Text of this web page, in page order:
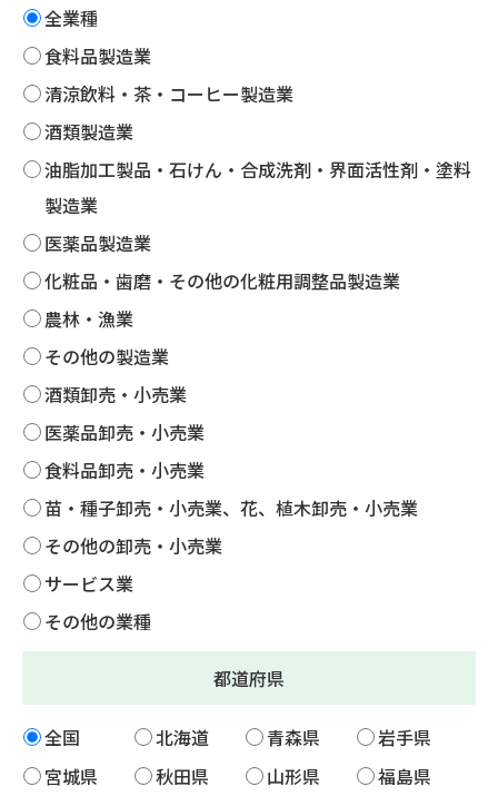
全業種
食料品製造業
清涼飲料・茶・コーヒー製造業
酒類製造業
油脂加工製品・石けん・合成洗剤・界面活性剤・塗料
製造業
医薬品製造業
化粧品・歯磨・その他の化粧用調整品製造業
農林・漁業
その他の製造業
酒類卸売・小売業
医薬品卸売・小売業
食料品卸売・小売業
苗・種子卸売・小売業、花、植木卸売・小売業
その他の卸売・小売業
サービス業
その他の業種
都道府県
全国 北海道 青森県
岩手県
宮城県
秋田県 山形県
福島県